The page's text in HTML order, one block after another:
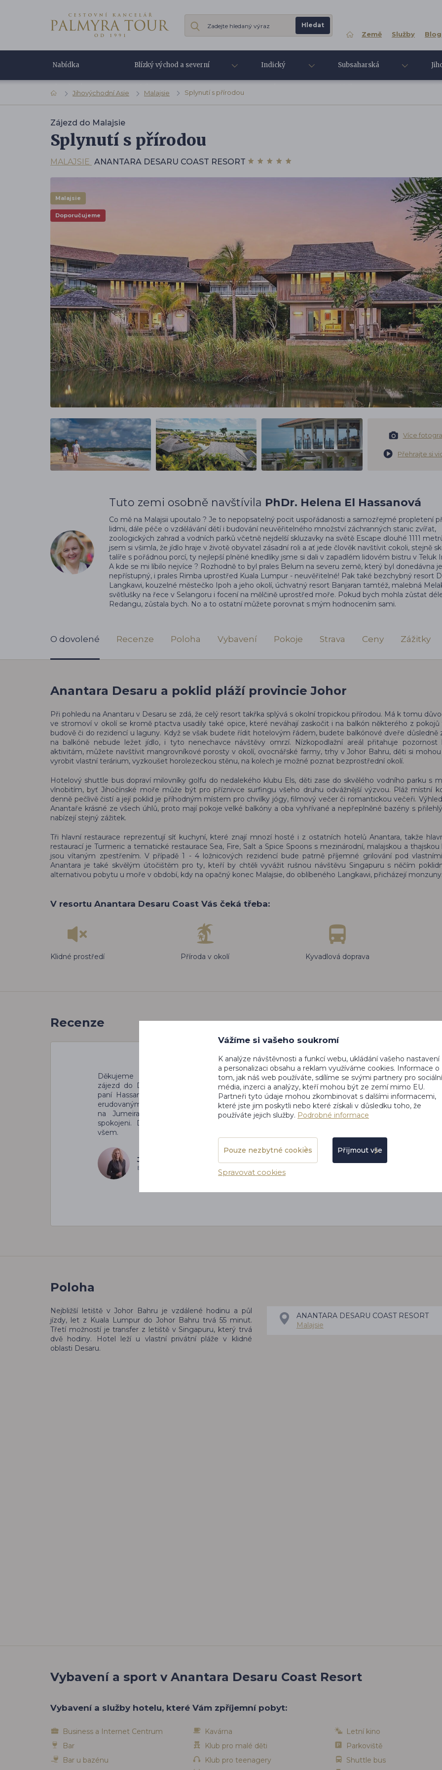
Země Služby Blog
Nabídka Blízký východ a severní Indický Subsaharská
Jihovýchodní Asie Malajsie Splynutí s přírodou
Zájezd do Malajsie
Splynutí s přírodou
MALAJSIE ANANTARA DESARU COAST RESORT
Malajsie
Doporučujeme
Více
Přehrajte si
Tuto zemi osobně navštívila PhDr. Helena El Hassanová
Co mě na Malajsii upoutalo ? Je to nepopsatelný pocit uspořádanosti a samozřejmé propletení
lidmi, dále péče o vzdělávání dětí i budování neuvěřitelného množství záchranných stanic zvířat,
zoologických zahrad a vodních parků včetně nejdelší skluzavky na světě Escape dlouhé 1111
jsem si všimla, že jídlo hraje v životě obyvatel zásadní roli a ať jede člověk navštívit cokoli, stejně
talíře s pořádnou porcí, ty nejlepší plněné knedlíky jsme si dali v zapadlém lidovém bistru v Teluk
A kde se mi líbilo nejvíce ? Rozhodně to byl prales Belum na severu země, který byl donedávna
nepřístupný, i prales Rimba uprostřed Kuala Lumpur - neuvěřitelné! Pak také bezchybný resort
Langkawi, kouzelné městečko Ipoh a jeho okolí, úchvatný resort Banjaran tamtéž, malebná
světlušky na řece v Selangoru i focení na mělčině uprostřed moře. Pokud bych mohla zůstat
Redangu, zůstala bych. No a to ostatní můžete porovnat s mým hodnocením sami.
O dovolené Recenze Poloha Vybavení Pokoje Strava Ceny Zážitky
Anantara Desaru a poklid pláží provincie Johor
Při pohledu na Anantaru v Desaru se zdá, že celý resort takřka splývá s okolní tropickou přírodou. Má k tomu
ve stromoví v okolí se kromě ptactva usadily také opice, které neváhají zaskočit i na balkón některého z pokojů
budově či do rezidencí u laguny. Když se však budete řídit hotelovým řádem, budete balkónové dveře důsledně
na balkóně nebude ležet jídlo, i tyto nenechavce návštěvy omrzí. Nízkopodlažní areál přitahuje pozornost
aktivitám, můžete navštívit mangrovníkové porosty v okolí, ovocnářské farmy, trhy v Johor Bahru, děti si
vyrobit vlastní terárium, vyzkoušet horolezeckou stěnu, na kolech je možné poznat bezprostřední okolí.
Hotelový shuttle bus dopraví milovníky golfu do nedalekého klubu Els, děti zase do skvělého vodního parku s
vlnobitím, byť Jihočínské moře může být pro příznivce surfingu všeho druhu odvážnější výzvou. Pláž místní
denně pečlivě čistí a její poklid je příhodným místem pro chvilky jógy, filmový večer či romantickou večeři.
Anantaře krásné ze všech úhlů, proto mají pokoje velké balkóny a oba vyhřívané a nepřeplněné bazény s
nabízejí stejný zážitek.
Tři hlavní restaurace reprezentují síť kuchyní, které znají mnozí hosté i z ostatních hotelů Anantara, takže
restaurací je Turmeric a tematické restaurace Sea, Fire, Salt a Spice Spoons s mezinárodní, malajskou a
jsou vítaným zpestřením. V případě 1 - 4 ložnicových rezidencí bude patrně příjemné grilování pod
Anantara je také skvělým útočištěm pro ty, kteří by chtěli vyvážit rušnou návštěvu Singapuru s něčím
alternativou pobytu u moře v období, kdy na opačný konec Malajsie, do oblíbeného Langkawi, přicházejí monzuny.
V resortu Anantara Desaru Coast Vás čeká třeba:
Klidné prostředí Příroda v okolí Kyvadlová doprava
Recenze
Děkujeme za profesionálně zorganizovaný
zájezd do Dubaje. Pružnost komunikace s
paní Hassan, perfektně zajištěné zájezdy s
erudovanými průvodci a úžasné ubytování
na Jumeirah Beach. Byli jsme nadmíru
spokojeni. Doporučení služeb CK Palmyra
všem.
J&J Ustohalovi
EMIRÁTY
S přítelem jsme byli opravdu spokojení, s
ničím jsme neměli žádný problém, vše bylo v
pořádku. S čím jsme byli opravdu velmi
spokojení, byla polopenze - výborné jídlo a
vzhledem k místním cenám to pro nás byla
jen pro nás dva.
Poloha
Nejbližší letiště v Johor Bahru je vzdálené hodinu a půl
jízdy, let z Kuala Lumpur do Johor Bahru trvá 55 minut.
Třetí možností je transfer z letiště v Singapuru, který trvá
dvě hodiny. Hotel leží u vlastní privátní pláže v klidné
oblasti Desaru.
ANANTARA DESARU COAST RESORT
Malajsie
Vybavení a sport v Anantara Desaru Coast Resort
Vybavení a služby hotelu, které Vám zpříjemní pobyt:
Business a Internet Centrum
Bar
Bar u bazénu
Kavárna
Klub pro malé děti
Klub pro teenagery
Letní kino
Parkoviště
Shuttle bus
Vážíme si vašeho soukromí
K analýze návštěvnosti a funkcí webu, ukládání vašeho nastavení
a personalizaci obsahu a reklam využíváme cookies. Informace o
tom, jak náš web používáte, sdílíme se svými partnery pro
média, inzerci a analýzy, kteří mohou být ze zemí mimo EU.
Partneři tyto údaje mohou zkombinovat s dalšími informacemi,
které jste jim poskytli nebo které získali v důsledku toho, že
používáte jejich služby. Podrobné informace
Pouze nezbytné cookies Přijmout vše
Spravovat cookies